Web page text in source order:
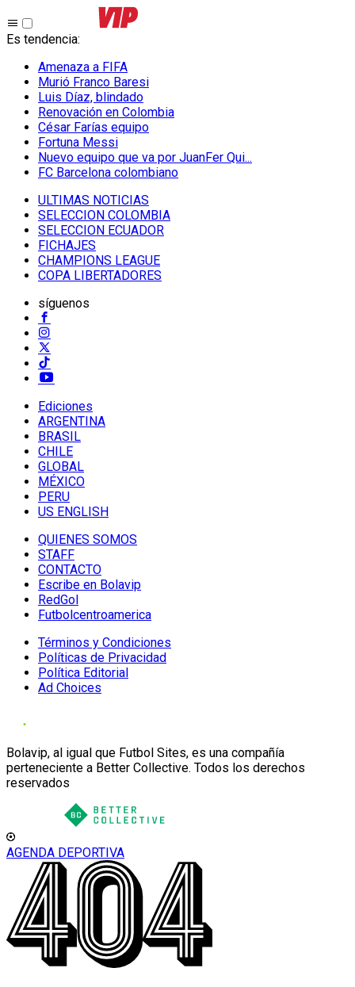
Es tendencia:
Amenaza a FIFA
Murió Franco Baresi
Luis Díaz, blindado
Renovación en Colombia
César Farías equipo
Fortuna Messi
Nuevo equipo que va por JuanFer Qui...
FC Barcelona colombiano
ULTIMAS NOTICIAS
SELECCION COLOMBIA
SELECCION ECUADOR
FICHAJES
CHAMPIONS LEAGUE
COPA LIBERTADORES
síguenos
Ediciones
ARGENTINA
BRASIL
CHILE
GLOBAL
MÉXICO
PERU
US ENGLISH
QUIENES SOMOS
STAFF
CONTACTO
Escribe en Bolavip
RedGol
Futbolcentroamerica
Términos y Condiciones
Políticas de Privacidad
Política Editorial
Ad Choices
Bolavip, al igual que Futbol Sites, es una compañía
perteneciente a Better Collective. Todos los derechos
reservados
AGENDA DEPORTIVA